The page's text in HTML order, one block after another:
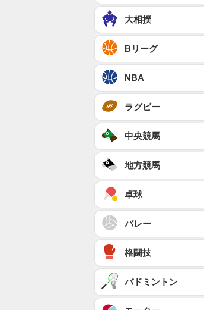
大相撲
Bリーグ
NBA
ラグビー
中央競馬
地方競馬
卓球
バレー
格闘技
バドミントン